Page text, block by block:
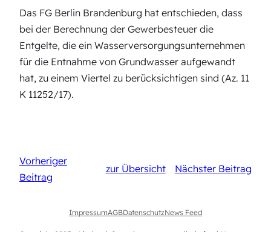
Das FG Berlin Brandenburg hat entschieden, dass
bei der Berechnung der Gewerbesteuer die
Entgelte, die ein Wasserversorgungsunternehmen
für die Entnahme von Grundwasser aufgewandt
hat, zu einem Viertel zu berücksichtigen sind (Az. 11
K 11252/17).
Vorheriger
Beitrag
zur Übersicht Nächster Beitrag
ImpressumAGBDatenschutzNews Feed